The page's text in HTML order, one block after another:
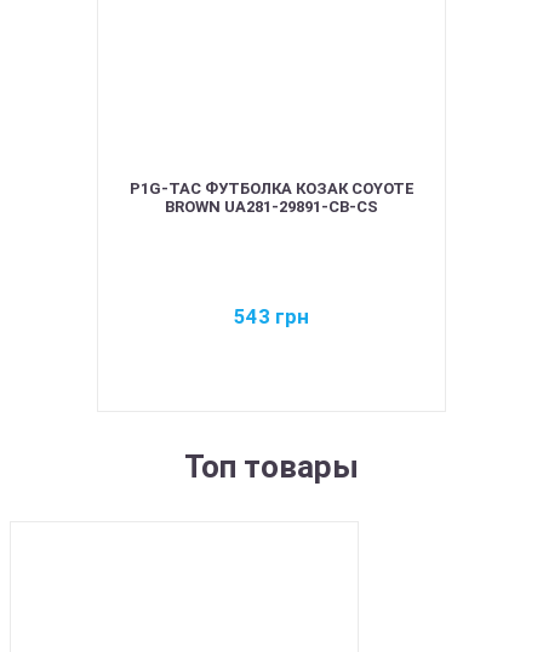
P1G-TAC ФУТБОЛКА КОЗАК COYOTE
BROWN UA281-29891-CB-CS
543 грн
Топ товары